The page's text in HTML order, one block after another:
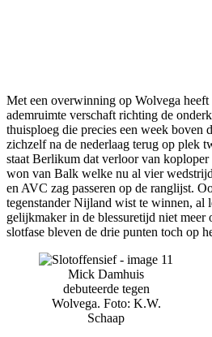
Met een overwinning op Wolvega heeft
ademruimte verschaft richting de
thuisploeg die precies een week boven
zichzelf na de nederlaag terug op plek
staat Berlikum dat verloor van
won van Balk welke nu al vier
en AVC zag passeren op de ranglijst.
tegenstander Nijland wist te winnen, al
gelijkmaker in de blessuretijd niet meer
slotfase bleven de drie punten toch op
Mick Damhuis
debuteerde tegen
Wolvega. Foto: K.W.
Schaap